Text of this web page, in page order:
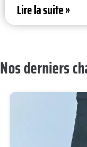
Lire la suite »
Nos derniers